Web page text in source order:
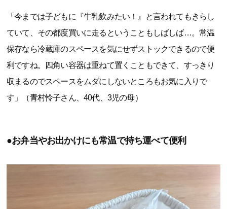
「今までは子どもに『牛乳飲みたい！』と言われてもきらし
ていて、その都度買いに走るということもしばしば…。常温
保存なら冷蔵庫のスペースを気にせずストックできるので便
利ですね。四角い容器は重ねて置くこともできて、すっきり
収まるのでスペースをムダにしないところもお気に入りで
す」（青村怜子さん、40代、3児の母）
●お弁当やお出かけにも常温で持ち運べて便利